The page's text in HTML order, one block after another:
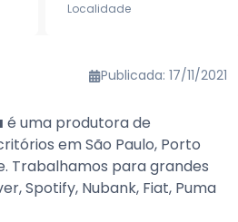
Localidade
Publicada: 17/11/2021
é uma produtora de
em São Paulo, Porto
Trabalhamos para grandes
Spotify, Nubank, Fiat, Puma